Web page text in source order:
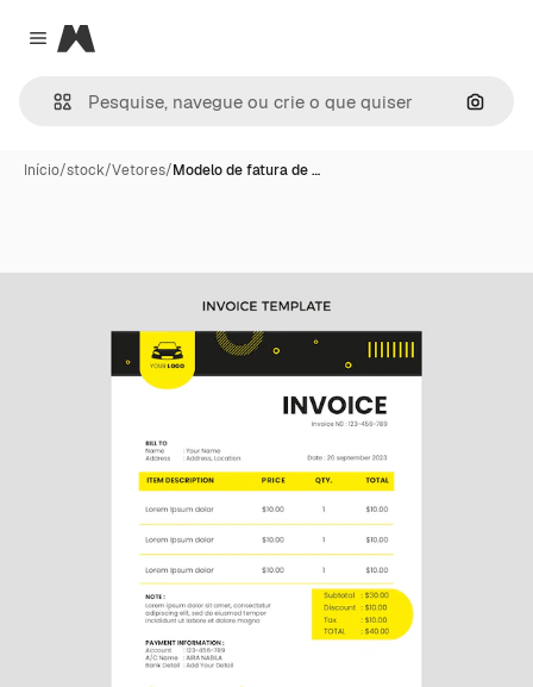
Close menu
Magnific
Início/stock/Vetores/Modelo de fatura de …